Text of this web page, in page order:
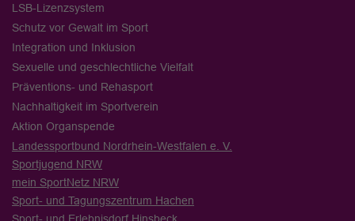
LSB-Lizenzsystem
Schutz vor Gewalt im Sport
Integration und Inklusion
Sexuelle und geschlechtliche Vielfalt
Präventions- und Rehasport
Nachhaltigkeit im Sportverein
Aktion Organspende
Landessportbund Nordrhein-Westfalen e. V.
Sportjugend NRW
mein SportNetz NRW
Sport- und Tagungszentrum Hachen
Sport- und Erlebnisdorf Hinsbeck